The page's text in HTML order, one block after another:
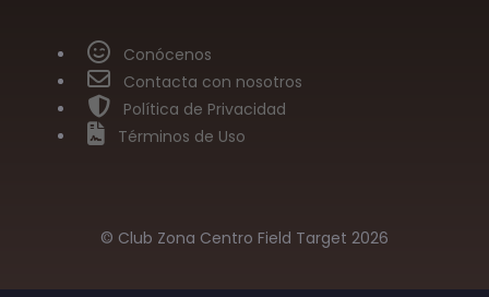
Conócenos
Contacta con nosotros
Política de Privacidad
Términos de Uso
© Club Zona Centro Field Target 2026